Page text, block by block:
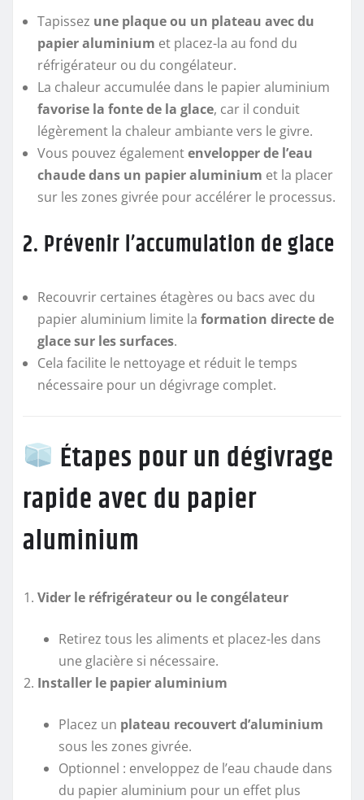
Tapissez une plaque ou un plateau avec du
papier aluminium et placez-la au fond du
réfrigérateur ou du congélateur.
La chaleur accumulée dans le papier aluminium
favorise la fonte de la glace, car il conduit
légèrement la chaleur ambiante vers le givre.
Vous pouvez égalementenvelopper de l’eau
chaude dans un papier aluminium et la placer
sur les zones givrée pour accélérer le processus.
2. Prévenir l’accumulation de glace
Recouvrir certaines étagères ou bacs avec du
papier aluminium limite la formation directe de
glace sur les surfaces.
Cela facilite le nettoyage et réduit le temps
nécessaire pour un dégivrage complet.
Étapes pour un dégivrage
rapide avec du papier
aluminium
Vider le réfrigérateur ou le congélateur
Retirez tous les aliments et placez-les dans
une glacière si nécessaire.
Installer le papier aluminium
Placez un plateau recouvert d’aluminium
sous les zones givrée.
Optionnel : enveloppez de l’eau chaude dans
du papier aluminium pour un effet plus